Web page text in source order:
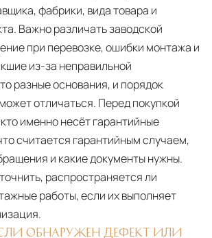
фабрики, вида товара и
Важно различать заводской
при перевозке, ошибки монтажа и
из-за неправильной
разные основания, и порядок
отличаться. Перед покупкой
именно несёт гарантийные
считается гарантийным случаем,
и какие документы нужны.
распространяется ли
работы, если их выполняет
ОБНАРУЖЕН ДЕФЕКТ ИЛИ